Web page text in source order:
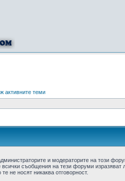
активните теми
и модераторите на този
всички съобщения на тези форуми
не носят никаква отговорност.